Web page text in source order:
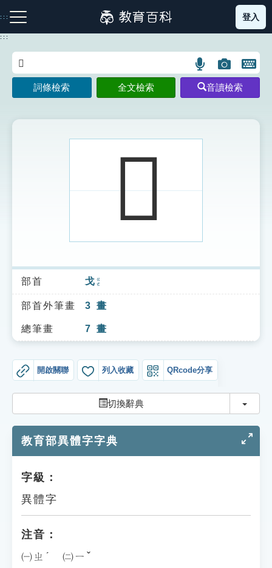
到
主
:::
注音索引圖示 筆畫索引圖示 部首索引表圖示
索引選單
知識索引
單字索引
貓頭鷹博士
登入
:::
語
言
搜
示
圖
片
搜
開
鍵
圖
詞條檢索 全文檢索 音讀檢索
𢦕
部首 戈 ㄍㄜ
部首外筆畫 3 畫
總筆畫 7 畫
開啟關聯 列入收藏 QRcode分享
切換辭典 切換
教育部異體字字典
字級：
異體字
注音：
㈠ㄓˊ ㈡ㄧˇ